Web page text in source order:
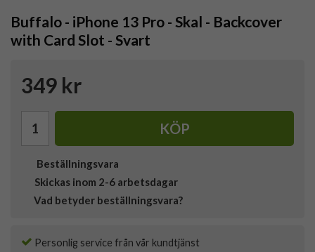
Buffalo - iPhone 13 Pro - Skal - Backcover
with Card Slot - Svart
349 kr
KÖP
Beställningsvara
Skickas inom 2-6 arbetsdagar
Vad betyder beställningsvara?
Personlig service från vår kundtjänst